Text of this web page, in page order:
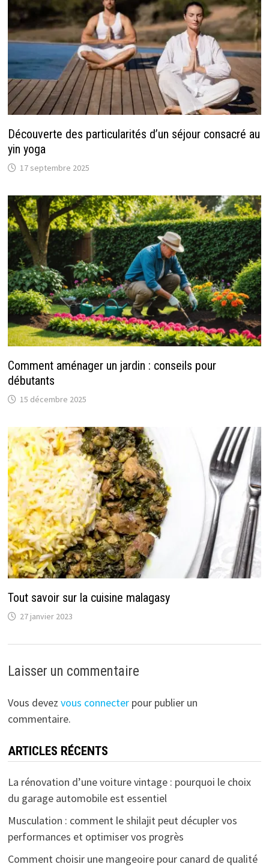
Découverte des particularités d’un séjour consacré au
yin yoga
17 septembre 2025
Comment aménager un jardin : conseils pour
débutants
15 décembre 2025
Tout savoir sur la cuisine malagasy
27 janvier 2023
Laisser un commentaire
Vous devez vous connecterpour publier un
commentaire.
ARTICLES RÉCENTS
La rénovation d’une voiture vintage : pourquoi le choix
du garage automobile est essentiel
Musculation : comment le shilajit peut décupler vos
performances et optimiser vos progrès
Comment choisir une mangeoire pour canard de qualité